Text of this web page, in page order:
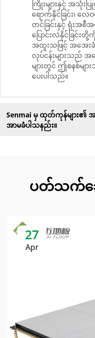
ကြိုးများနှင့် အသုံး
ရောက်နိုင်ခြင်း၊ လ
တင်ခြင်းနှင့် ရုံးအစီ
ပြောင်းလဲနိုင်ခြင်း
အထူးသဖြင့် အအေးခံ
လုပ်ငန်းများသည် အ
များတွင် ဤစနစ်မျ
ပေးပါသည်။
Senmai မှ ထုတ်ကုန်များ
အာမခံပါသနည်း။
ပတ်သက်သ
27
Apr